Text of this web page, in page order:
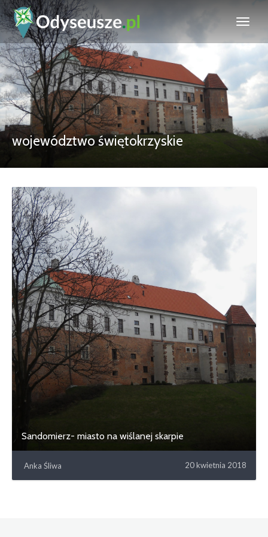
województwo świętokrzyskie
Sandomierz- miasto na wiślanej skarpie
Anka Śliwa 20 kwietnia 2018